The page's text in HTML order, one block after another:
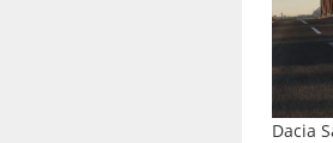
Dacia